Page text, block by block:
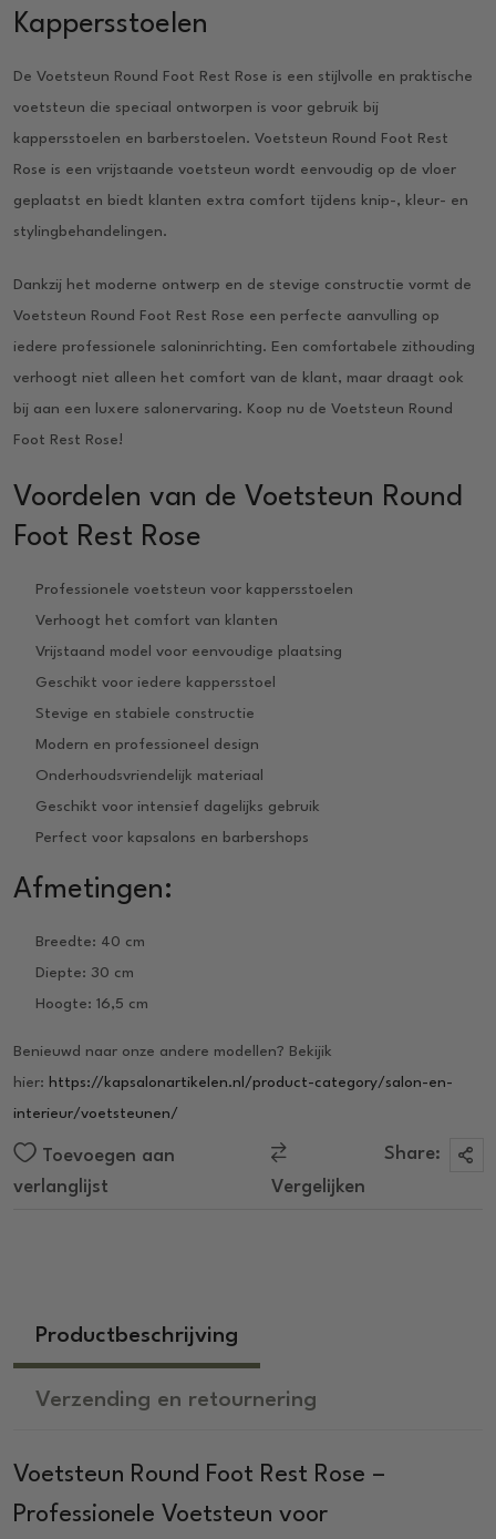
Kappersstoelen
De Voetsteun Round Foot Rest Rose is een stijlvolle en praktische
voetsteun die speciaal ontworpen is voor gebruik bij
kappersstoelen en barberstoelen. Voetsteun Round Foot Rest
Rose is een vrijstaande voetsteun wordt eenvoudig op de vloer
geplaatst en biedt klanten extra comfort tijdens knip-, kleur- en
stylingbehandelingen.
Dankzij het moderne ontwerp en de stevige constructie vormt de
Voetsteun Round Foot Rest Rose een perfecte aanvulling op
iedere professionele saloninrichting. Een comfortabele zithouding
verhoogt niet alleen het comfort van de klant, maar draagt ook
bij aan een luxere salonervaring. Koop nu de Voetsteun Round
Foot Rest Rose!
Voordelen van de Voetsteun Round
Foot Rest Rose
Professionele voetsteun voor kappersstoelen
Verhoogt het comfort van klanten
Vrijstaand model voor eenvoudige plaatsing
Geschikt voor iedere kappersstoel
Stevige en stabiele constructie
Modern en professioneel design
Onderhoudsvriendelijk materiaal
Geschikt voor intensief dagelijks gebruik
Perfect voor kapsalons en barbershops
Afmetingen:
Breedte: 40 cm
Diepte: 30 cm
Hoogte: 16,5 cm
Benieuwd naar onze andere modellen? Bekijik
hier: https://kapsalonartikelen.nl/product-category/salon-en-
interieur/voetsteunen/
Toevoegen aan
verlanglijst
Vergelijken
Share:
Productbeschrijving
Verzending en retournering
Voetsteun Round Foot Rest Rose –
Professionele Voetsteun voor